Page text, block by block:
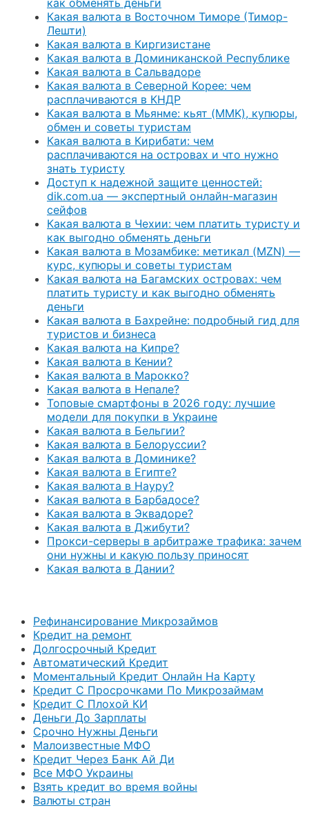
Какая валюта в Восточном Тиморе (Тимор-
Лешти)
Какая валюта в Киргизистане
Какая валюта в Доминиканской Республике
Какая валюта в Сальвадоре
Какая валюта в Северной Корее: чем
расплачиваются в КНДР
Какая валюта в Мьянме: кьят (MMK), купюры,
обмен и советы туристам
Какая валюта в Кирибати: чем
расплачиваются на островах и что нужно
знать туристу
Доступ к надежной защите ценностей:
dik.com.ua — экспертный онлайн-магазин
сейфов
Какая валюта в Чехии: чем платить туристу и
как выгодно обменять деньги
Какая валюта в Мозамбике: метикал (MZN) —
курс, купюры и советы туристам
Какая валюта на Багамских островах: чем
платить туристу и как выгодно обменять
деньги
Какая валюта в Бахрейне: подробный гид для
туристов и бизнеса
Какая валюта на Кипре?
Какая валюта в Кении?
Какая валюта в Марокко?
Какая валюта в Непале?
Топовые смартфоны в 2026 году: лучшие
модели для покупки в Украине
Какая валюта в Бельгии?
Какая валюта в Белоруссии?
Какая валюта в Доминике?
Какая валюта в Египте?
Какая валюта в Науру?
Какая валюта в Барбадосе?
Какая валюта в Эквадоре?
Какая валюта в Джибути?
Прокси-серверы в арбитраже трафика: зачем
они нужны и какую пользу приносят
Какая валюта в Дании?
Рефинансирование Микрозаймов
Кредит на ремонт
Долгосрочный Кредит
Автоматический Кредит
Моментальный Кредит Онлайн На Карту
Кредит С Просрочками По Микрозаймам
Кредит С Плохой КИ
Деньги До Зарплаты
Срочно Нужны Деньги
Малоизвестные МФО
Кредит Через Банк Ай Ди
Все МФО Украины
Взять кредит во время войны
Валюты стран